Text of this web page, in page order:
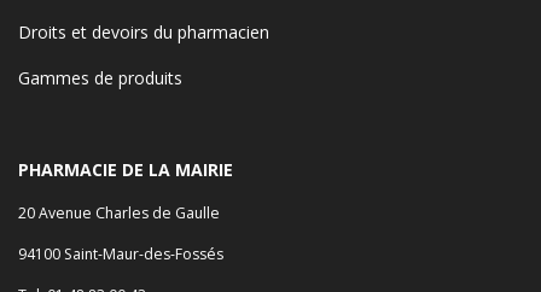
Droits et devoirs du pharmacien
Gammes de produits
PHARMACIE DE LA MAIRIE
20 Avenue Charles de Gaulle
94100 Saint-Maur-des-Fossés